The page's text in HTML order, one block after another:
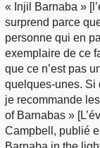
« Injil Barnaba »
surprend parce
personne qui en
exemplaire de ce
que ce n’est pas
quelques-unes. Si
je recommande
of Barnabas »
Campbell, publié